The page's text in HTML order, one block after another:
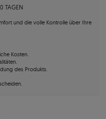
TAGEN
und die volle Kontrolle über Ihre
Kosten.
des Produkts.